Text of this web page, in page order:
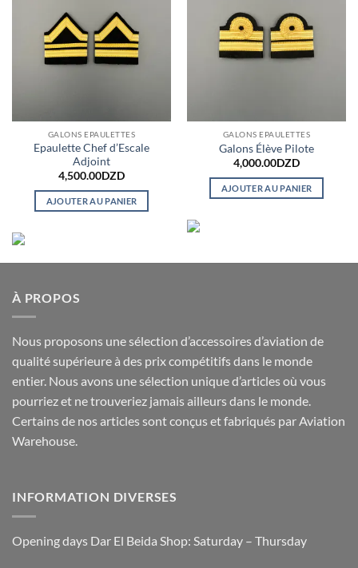
GALONS EPAULETTES
Epaulette Chef d’Escale
Adjoint
4,500.00DZD
AJOUTER AU PANIER
GALONS EPAULETTES
Galons Élève Pilote
4,000.00DZD
AJOUTER AU PANIER
À PROPOS
Nous proposons une sélection d’accessoires d’aviation de
qualité supérieure à des prix compétitifs dans le monde
entier. Nous avons une sélection unique d’articles où vous
pourriez et ne trouveriez jamais ailleurs dans le monde.
Certains de nos articles sont conçus et fabriqués par Aviation
Warehouse.
INFORMATION DIVERSES
Opening days Dar El Beida Shop: Saturday – Thursday